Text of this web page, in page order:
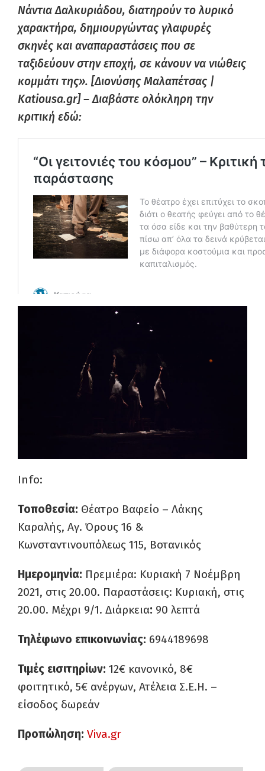
Νάντια Δαλκυριάδου, διατηρούν το λυρικό
χαρακτήρα, δημιουργώντας γλαφυρές
σκηνές και αναπαραστάσεις που σε
ταξιδεύουν στην εποχή, σε κάνουν να νιώθεις
κομμάτι της». [Διονύσης Μαλαπέτσας |
Katiousa.gr] –Διαβάστε ολόκληρη την
κριτική εδώ:
Info:
Τοποθεσία: Θέατρο Βαφείο – Λάκης
Καραλής, Αγ. Όρους 16 &
Κωνσταντινουπόλεως 115, Βοτανικός
Ημερομηνία: Πρεμιέρα: Κυριακή 7 Νοέμβρη
2021, στις 20.00. Παραστάσεις: Κυριακή, στις
20.00. Μέχρι 9/1. Διάρκεια: 90 λεπτά
Τηλέφωνο επικοινωνίας: 6944189698
Τιμές εισιτηρίων: 12€ κανονικό, 8€
φοιτητικό, 5€ ανέργων, Ατέλεια Σ.Ε.Η. –
είσοδος δωρεάν
Προπώληση: Viva.gr